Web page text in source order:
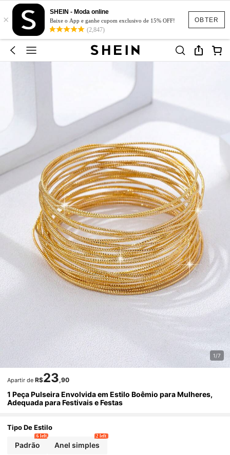
OBTER
×
SHEIN - Moda online
Baixe o App e ganhe cupom exclusivo de 15% OFF!
(2,847)
1/7
Apartir de R$23,90
1 Peça Pulseira Envolvida em Estilo Boêmio para Mulheres,
Adequada para Festivais e Festas
Tipo De Estilo
Padrão
6 left
Anel simples
2 left